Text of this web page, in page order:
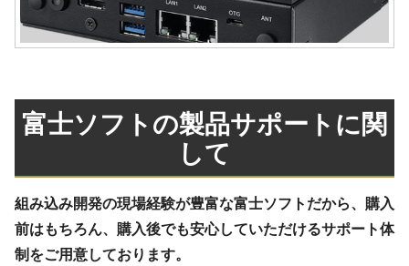
富士ソフトの製品サポートに関
して
組み込み開発の現場経験が豊富な富士ソフトだから、購入
前はもちろん、購入後でも安心していただけるサポート体
制をご用意しております。